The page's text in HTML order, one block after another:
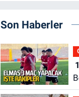
Son Haberler